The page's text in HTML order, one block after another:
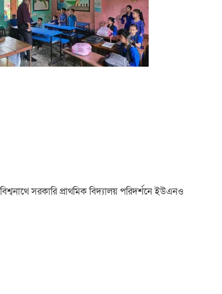
বিশ্বনাথে সরকারি প্রাথমিক বিদ্যালয় পরিদর্শনে ইউএনও